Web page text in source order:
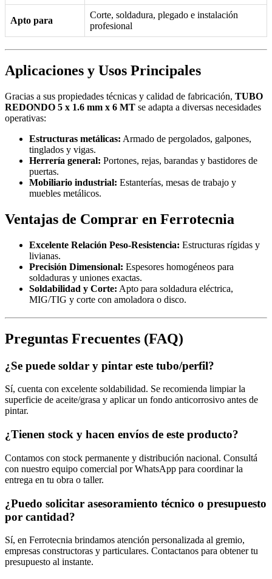
Apto para
Corte, soldadura, plegado e instalación
profesional
Aplicaciones y Usos Principales
Gracias a sus propiedades técnicas y calidad de fabricación, TUBO
REDONDO 5 x 1.6 mm x 6 MT se adapta a diversas necesidades
operativas:
Estructuras metálicas: Armado de pergolados, galpones,
tinglados y vigas.
Herrería general: Portones, rejas, barandas y bastidores de
puertas.
Mobiliario industrial: Estanterías, mesas de trabajo y
muebles metálicos.
Ventajas de Comprar en Ferrotecnia
Excelente Relación Peso-Resistencia: Estructuras rígidas y
livianas.
Precisión Dimensional: Espesores homogéneos para
soldaduras y uniones exactas.
Soldabilidad y Corte: Apto para soldadura eléctrica,
MIG/TIG y corte con amoladora o disco.
Preguntas Frecuentes (FAQ)
¿Se puede soldar y pintar este tubo/perfil?
Sí, cuenta con excelente soldabilidad. Se recomienda limpiar la
superficie de aceite/grasa y aplicar un fondo anticorrosivo antes de
pintar.
¿Tienen stock y hacen envíos de este producto?
Contamos con stock permanente y distribución nacional. Consultá
con nuestro equipo comercial por WhatsApp para coordinar la
entrega en tu obra o taller.
¿Puedo solicitar asesoramiento técnico o presupuesto
por cantidad?
Sí, en Ferrotecnia brindamos atención personalizada al gremio,
empresas constructoras y particulares. Contactanos para obtener tu
presupuesto al instante.